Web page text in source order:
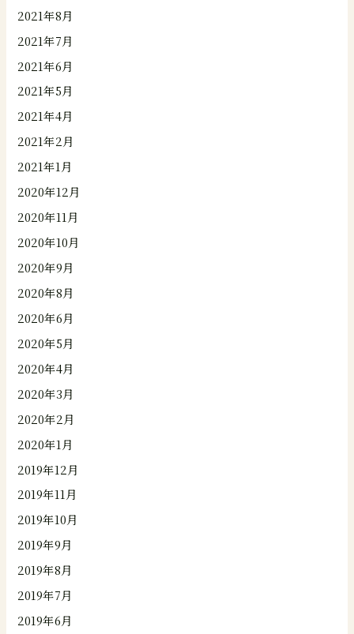
2021年8月
2021年7月
2021年6月
2021年5月
2021年4月
2021年2月
2021年1月
2020年12月
2020年11月
2020年10月
2020年9月
2020年8月
2020年6月
2020年5月
2020年4月
2020年3月
2020年2月
2020年1月
2019年12月
2019年11月
2019年10月
2019年9月
2019年8月
2019年7月
2019年6月